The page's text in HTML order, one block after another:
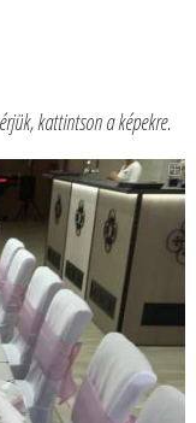
kattintson a képekre.